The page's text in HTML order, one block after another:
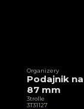
Organizery
Podajnik
87 mm
3trolle
3T31127